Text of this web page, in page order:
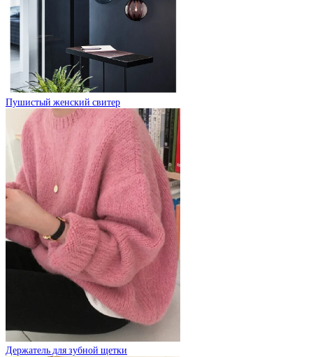
Пушистый женский свитер
Держатель для зубной щетки